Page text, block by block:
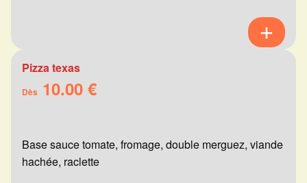
Pizza texas
Dès 10.00 €
Base sauce tomate, fromage, double merguez, viande
hachée, raclette